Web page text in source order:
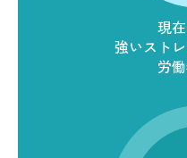
現
強いスト
労